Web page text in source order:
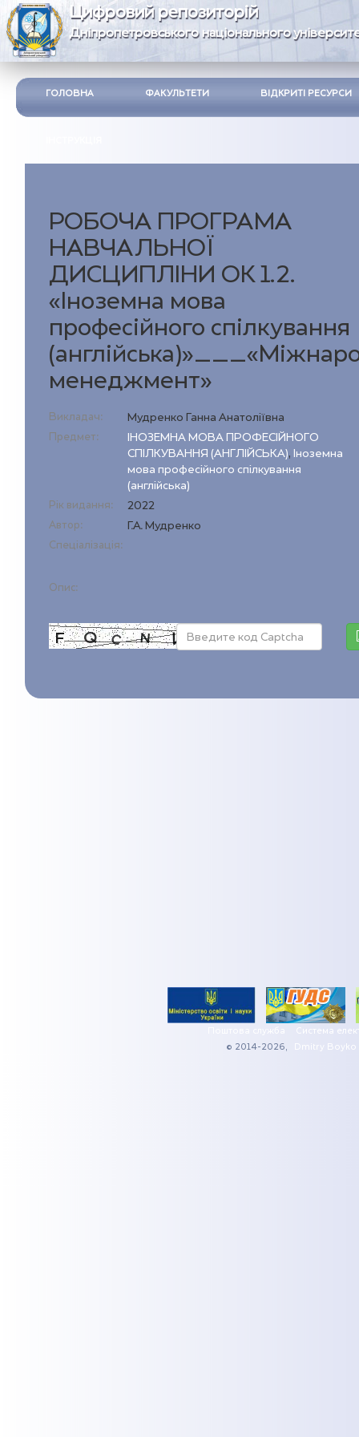
Цифровий репозиторій
Дніпропетровського національного
ГОЛОВНА ФАКУЛЬТЕТИ ВІДКРИТІ РЕСУРСИ
РОБОЧА ПРОГРАМА
НАВЧАЛЬНОЇ
ДИСЦИПЛІНИ ОК 1.2.
«Іноземна мова
професійного спілкування
менеджмент»
Викладач: Мудренко Ганна Анатоліївна
Предмет:
ІНОЗЕМНА МОВА ПРОФЕСІЙНОГО
СПІЛКУВАННЯ (АНГЛІЙСЬКА), Іноземна
мова професійного спілкування
(англійська)
Рік видання: 2022
Автор: Г.А. Мудренко
Спеціалізація:
Опис:
Поштова служба
Система
© 2014-2026,
Dmitry Boyko